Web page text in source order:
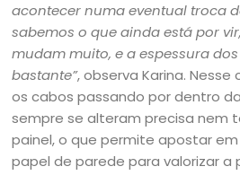
acontecer numa eventual troca
sabemos o que ainda está por
mudam muito, e a espessura
bastante”, observa Karina.
os cabos passando por dentro
sempre se alteram precisa nem
painel, o que permite apostar
papel de parede para valorizar a